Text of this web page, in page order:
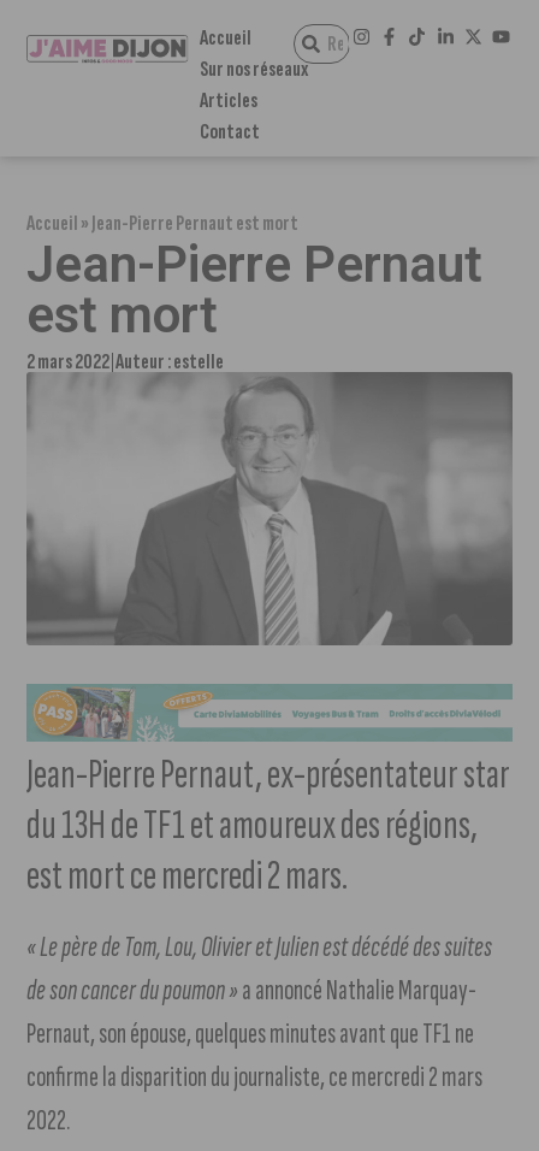
Accueil
Sur nos réseaux
Articles
Contact
Accueil»Jean-Pierre Pernaut est mort
Jean-Pierre Pernaut
est mort
2 mars 2022 Auteur :estelle
Jean-Pierre Pernaut, ex-présentateur star
du 13H de TF1 et amoureux des régions,
est mort ce mercredi 2 mars.
« Le père de Tom, Lou, Olivier et Julien est décédé des suites
de son cancer du poumon »a annoncé Nathalie Marquay-
Pernaut, son épouse, quelques minutes avant que TF1 ne
confirme la disparition du journaliste, ce mercredi 2 mars
2022.